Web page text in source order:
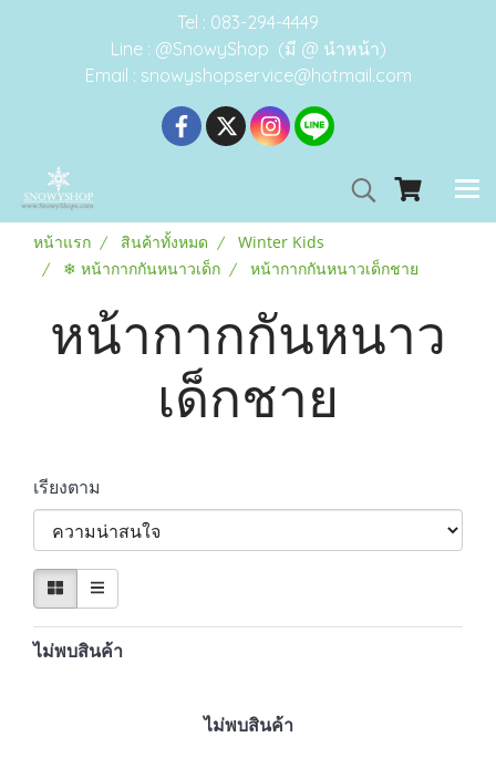
Tel : 083-294-4449
Line : @SnowyShop (มี @ นำหน้า)
Email : snowyshopservice@hotmail.com
หน้าแรก สินค้าทั้งหมด
Winter Kids
❄ หน้ากากกันหนาวเด็ก
หน้ากากกันหนาวเด็กชาย
หน้ากากกันหนาว
เด็กชาย
เรียงตาม
ไม่พบสินค้า
ไม่พบสินค้า